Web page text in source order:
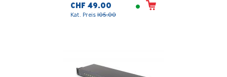
CHF 49.00
Kat. Preis 105.00